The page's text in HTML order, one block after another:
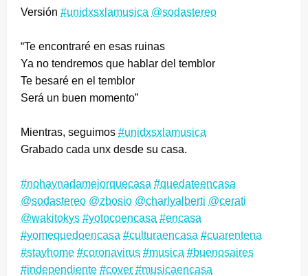
Versión #unidxsxlamusica @sodastereo
“Te encontraré en esas ruinas
Ya no tendremos que hablar del temblor
Te besaré en el temblor
Será un buen momento”
Mientras, seguimos #unidxsxlamusica
Grabado cada unx desde su casa.
#nohaynadamejorquecasa #quedateencasa
@sodastereo @zbosio @charlyalberti @cerati
@wakitokys #yotocoencasa #encasa
#yomequedoencasa #culturaencasa #cuarentena
#stayhome #coronavirus #musica #buenosaires
#independiente #cover #musicaencasa